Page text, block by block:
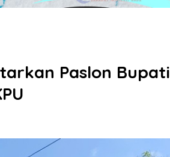
Paslon Bupati